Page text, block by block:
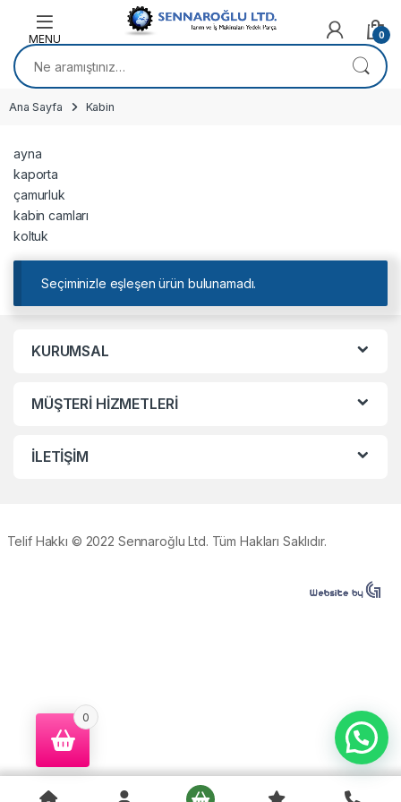
0
Ara:
Ana Sayfa Kabin
ayna
kaporta
çamurluk
kabin camları
koltuk
Seçiminizle eşleşen ürün bulunamadı.
KURUMSAL
MÜŞTERİ HİZMETLERİ
İLETİŞİM
Telif Hakkı © 2022 Sennaroğlu Ltd. Tüm Hakları Saklıdır.
0